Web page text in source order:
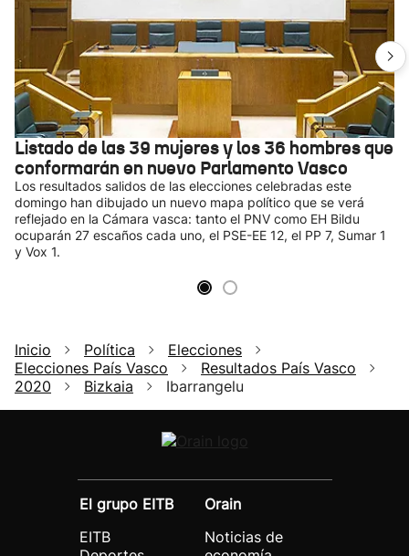
Listado de las 39 mujeres y los 36 hombres que
conformarán en nuevo Parlamento Vasco
Los resultados salidos de las elecciones celebradas este
domingo han dibujado un nuevo mapa político que se verá
reflejado en la Cámara vasca: tanto el PNV como EH Bildu
ocuparán 27 escaños cada uno, el PSE-EE 12, el PP 7, Sumar 1
y Vox 1.
Inicio Política
Elecciones
Elecciones País Vasco
Resultados País Vasco
2020
Bizkaia Ibarrangelu
El grupo EITB
EITB
Orain
Noticias de